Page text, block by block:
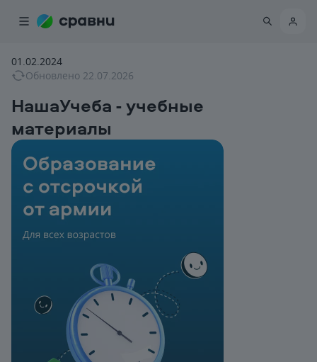
01.02.2024
Обновлено 22.07.2026
НашаУчеба - учебные
материалы